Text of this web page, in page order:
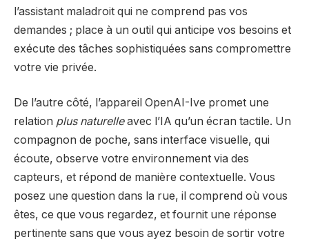
l’assistant maladroit qui ne comprend pas vos
demandes ; place à un outil qui anticipe vos besoins et
exécute des tâches sophistiquées sans compromettre
votre vie privée.
De l’autre côté, l’appareil OpenAI-Ive promet une
relation plus naturelleavec l’IA qu’un écran tactile. Un
compagnon de poche, sans interface visuelle, qui
écoute, observe votre environnement via des
capteurs, et répond de manière contextuelle. Vous
posez une question dans la rue, il comprend où vous
êtes, ce que vous regardez, et fournit une réponse
pertinente sans que vous ayez besoin de sortir votre